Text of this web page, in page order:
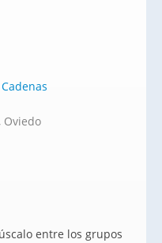
Cadenas
Oviedo
entre los grupos